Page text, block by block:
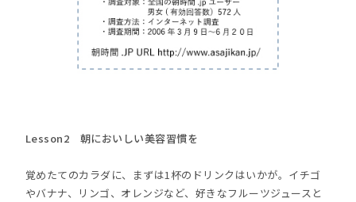
Lesson2 朝においしい美容習慣を
覚めたてのカラダに、まずは1杯のドリンクはいかが。イチゴ
やバナナ、リンゴ、オレンジなど、好きなフルーツジュースと